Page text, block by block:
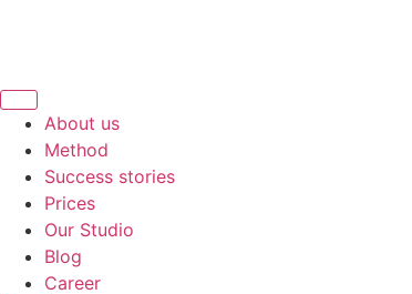
About us
Method
Success stories
Prices
Our Studio
Blog
Career